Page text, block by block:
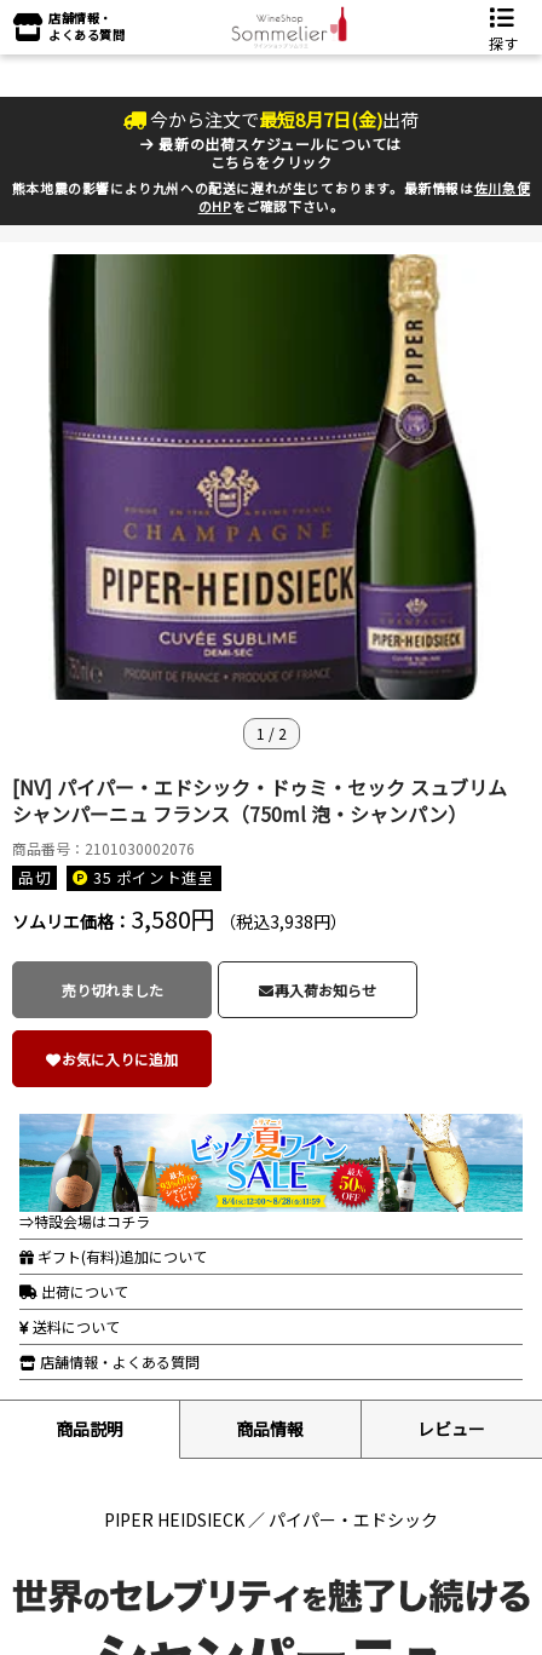
店舗情報・
よくある質問
探す
今から注文で最短8月7日(金)出荷
最新の出荷スケジュールについては
こちらをクリック
熊本地震の影響により九州への配送に遅れが生じております。最新情報は佐川急便
のHPをご確認下さい。
1 / 2
[NV] パイパー・エドシック・ドゥミ・セック スュブリム
シャンパーニュ フランス（750ml 泡・シャンパン）
商品番号：2101030002076
品切 35 ポイント進呈
ソムリエ価格： 3,580円 （税込3,938円）
売り切れました 再入荷お知らせ
お気に入りに追加
⇒特設会場はコチラ
ギフト(有料)追加について
出荷について
送料について
店舗情報・よくある質問
商品説明 商品情報 レビュー
PIPER HEIDSIECK ／ パイパー・エドシック